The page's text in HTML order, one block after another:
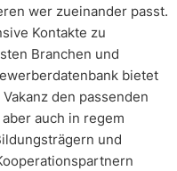
wer zueinander passt.
Kontakte zu
Branchen und
bietet
den passenden
auch in regem
und